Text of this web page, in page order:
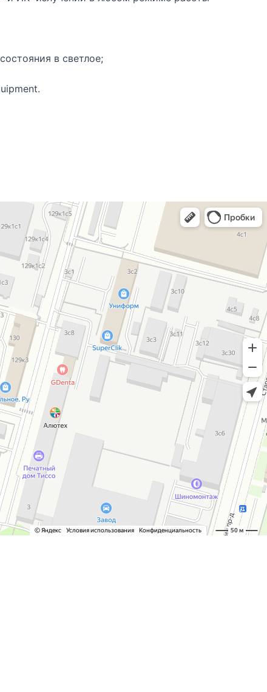
в светлое;